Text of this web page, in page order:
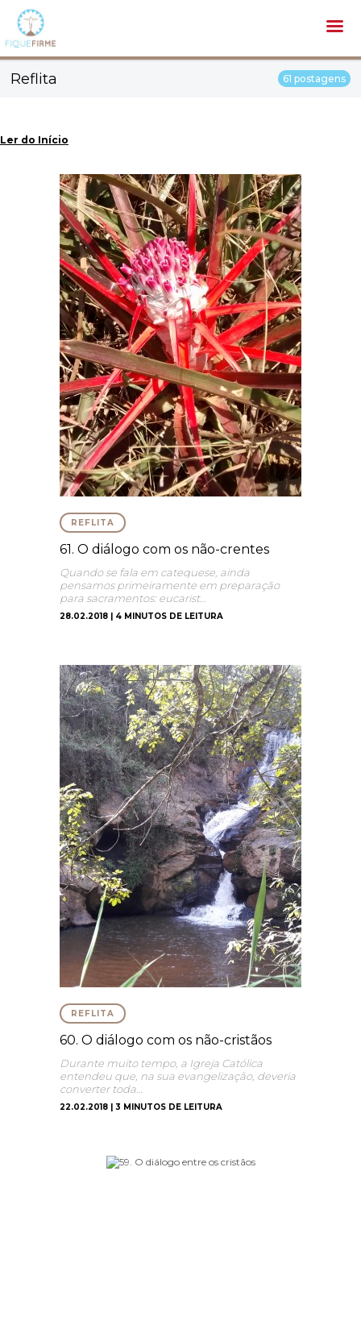
Reflita 61 postagens
Ler do Início
REFLITA
61. O diálogo com os não-crentes
Quando se fala em catequese, ainda
pensamos primeiramente em preparação
para sacramentos: eucarist…
28.02.2018 | 4 MINUTOS DE LEITURA
REFLITA
60. O diálogo com os não-cristãos
Durante muito tempo, a Igreja Católica
entendeu que, na sua evangelização, deveria
converter toda…
22.02.2018 | 3 MINUTOS DE LEITURA